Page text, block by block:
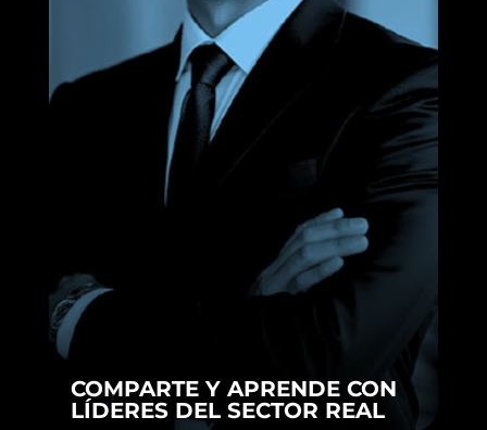
COMPARTE Y APRENDE CON
LÍDERES DEL SECTOR REAL